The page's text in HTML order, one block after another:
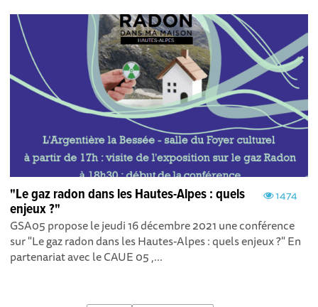
1474
"Le gaz radon dans les Hautes-Alpes : quels
enjeux ?"
GSA05 propose le jeudi 16 décembre 2021 une conférence
sur "Le gaz radon dans les Hautes-Alpes : quels enjeux ?" En
partenariat avec le CAUE 05 ,...